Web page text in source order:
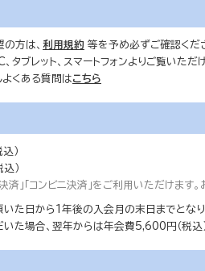
方は、 利用規約 等を予め必ずご確認くだ
、タブレット、スマートフォンよりご覧いただ
くある質問はこちら
）
）
済」「コンビニ決済」をご利用いただけます
た日から1年後の入会月の末日までとなり
た場合、翌年からは年会費5,600円（税込）